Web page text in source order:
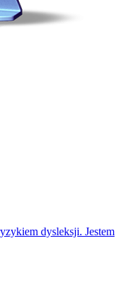
dysleksji. Jestem